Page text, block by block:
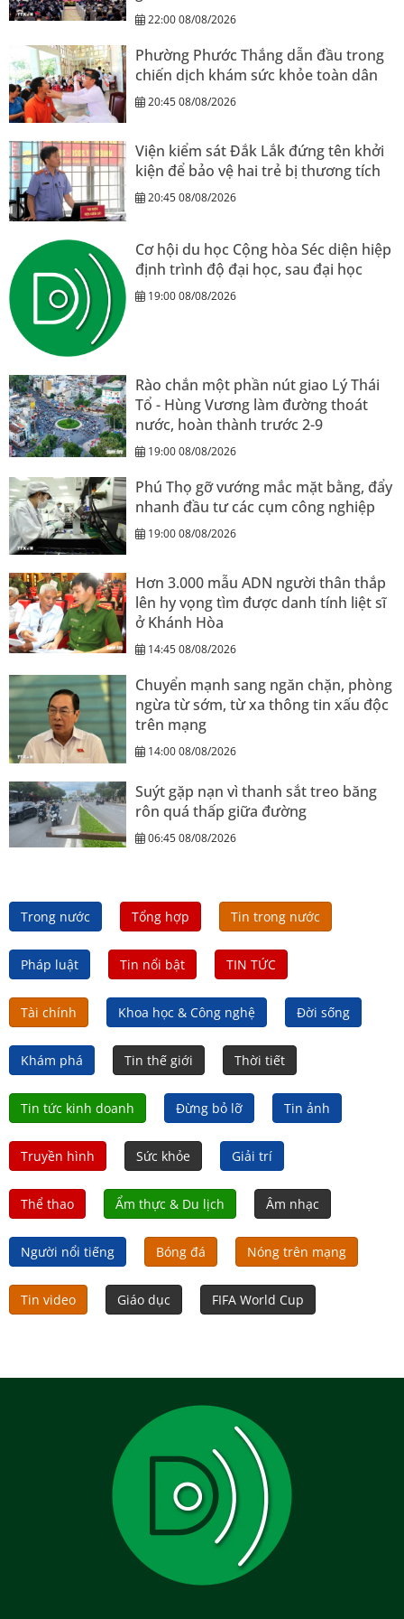
22:00 08/08/2026
Phường Phước Thắng dẫn đầu trong
chiến dịch khám sức khỏe toàn dân
20:45 08/08/2026
Viện kiểm sát Đắk Lắk đứng tên khởi
kiện để bảo vệ hai trẻ bị thương tích
20:45 08/08/2026
Cơ hội du học Cộng hòa Séc diện hiệp
định trình độ đại học, sau đại học
19:00 08/08/2026
Rào chắn một phần nút giao Lý Thái
Tổ - Hùng Vương làm đường thoát
nước, hoàn thành trước 2-9
19:00 08/08/2026
Phú Thọ gỡ vướng mắc mặt bằng, đẩy
nhanh đầu tư các cụm công nghiệp
19:00 08/08/2026
Hơn 3.000 mẫu ADN người thân thắp
lên hy vọng tìm được danh tính liệt sĩ
ở Khánh Hòa
14:45 08/08/2026
Chuyển mạnh sang ngăn chặn, phòng
ngừa từ sớm, từ xa thông tin xấu độc
trên mạng
14:00 08/08/2026
Suýt gặp nạn vì thanh sắt treo băng
rôn quá thấp giữa đường
06:45 08/08/2026
Trong nước Tổng hợp Tin trong nước
Pháp luật Tin nổi bật TIN TỨC
Tài chính Khoa học & Công nghệ Đời sống
Khám phá Tin thế giới Thời tiết
Tin tức kinh doanh Đừng bỏ lỡ Tin ảnh
Truyền hình Sức khỏe Giải trí
Thể thao Ẩm thực & Du lịch Âm nhạc
Người nổi tiếng Bóng đá Nóng trên mạng
Tin video Giáo dục FIFA World Cup